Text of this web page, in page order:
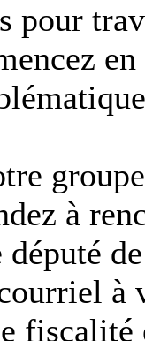
pour
à
à